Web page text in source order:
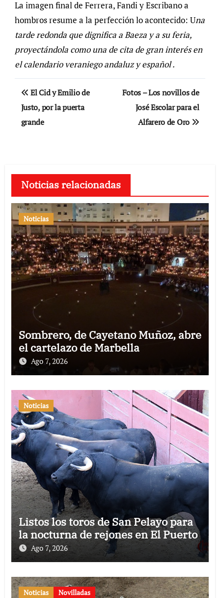
La imagen final de Ferrera, Fandi y Escribano a
hombros resume a la perfección lo acontecido: Una
tarde redonda que dignifica a Baeza y a su feria,
proyectándola como una de cita de gran interés en
el calendario veraniego andaluz y español .
Navegación
de
entradas
El Cid y Emilio de
Justo, por la puerta
grande
Fotos – Los novillos de
José Escolar para el
Alfarero de Oro
Noticias relacionadas
Noticias
Sombrero, de Cayetano Muñoz, abre
el cartelazo de Marbella
Ago 7, 2026
Noticias
Listos los toros de San Pelayo para
la nocturna de rejones en El Puerto
Ago 7, 2026
Noticias Novilladas